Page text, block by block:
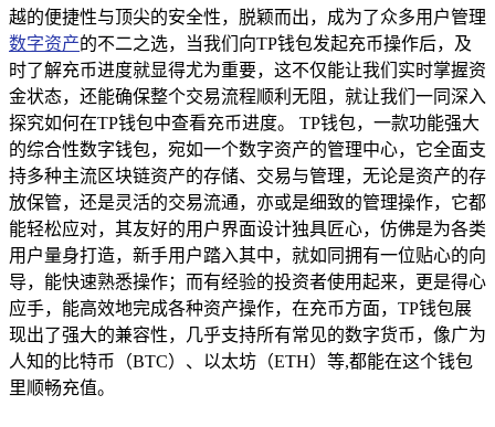
越的便捷性与顶尖的安全性，脱颖而出，成为了众多用户管理
数字资产的不二之选，当我们向TP钱包发起充币操作后，及
时了解充币进度就显得尤为重要，这不仅能让我们实时掌握资
金状态，还能确保整个交易流程顺利无阻，就让我们一同深入
探究如何在TP钱包中查看充币进度。 TP钱包，一款功能强大
的综合性数字钱包，宛如一个数字资产的管理中心，它全面支
持多种主流区块链资产的存储、交易与管理，无论是资产的存
放保管，还是灵活的交易流通，亦或是细致的管理操作，它都
能轻松应对，其友好的用户界面设计独具匠心，仿佛是为各类
用户量身打造，新手用户踏入其中，就如同拥有一位贴心的向
导，能快速熟悉操作；而有经验的投资者使用起来，更是得心
应手，能高效地完成各种资产操作，在充币方面，TP钱包展
现出了强大的兼容性，几乎支持所有常见的数字货币，像广为
人知的比特币（BTC）、以太坊（ETH）等,都能在这个钱包
里顺畅充值。